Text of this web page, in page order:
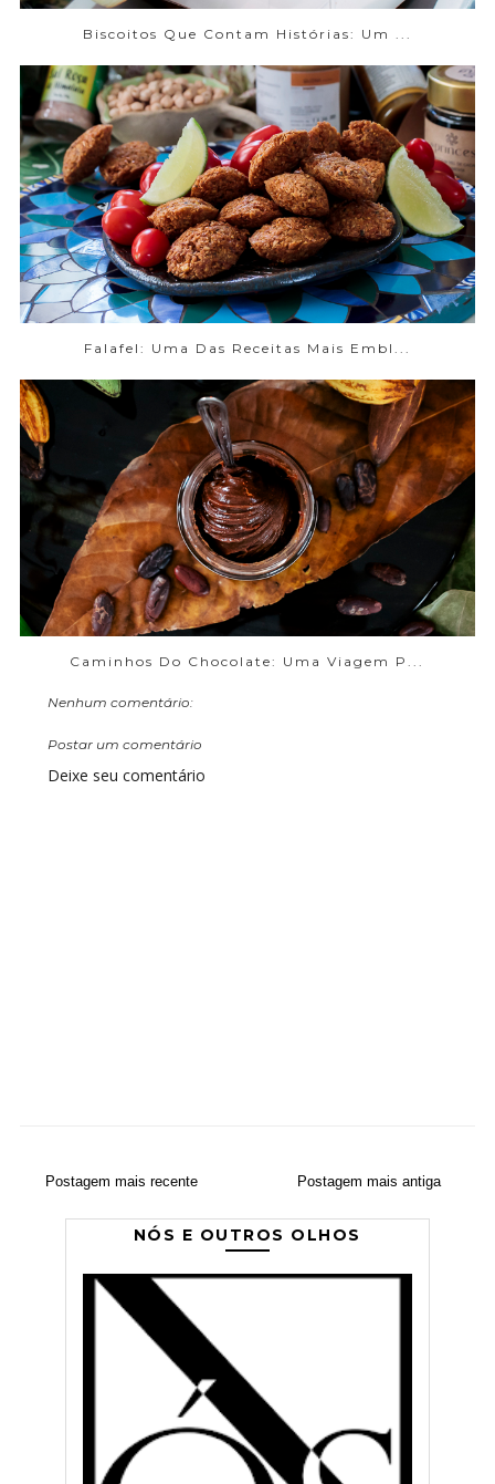
Biscoitos Que Contam Histórias: Um ...
Falafel: Uma Das Receitas Mais Embl...
Caminhos Do Chocolate: Uma Viagem P...
Nenhum comentário:
Postar um comentário
Deixe seu comentário
Postagem mais recente Postagem mais antiga
NÓS E OUTROS OLHOS